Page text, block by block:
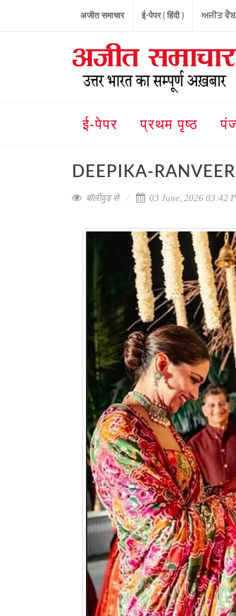
अजीत समाचार ई-पेपर ( हिंदी ) ਅਜੀਤ
ई-पेपर प्रथम पृष्ठ
DEEPIKA-RANVEER
बॉलीवुड से 03 June, 2026 03:42